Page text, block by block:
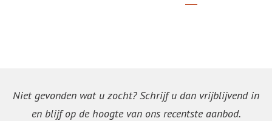
Niet gevonden wat u zocht? Schrijf u dan vrijblijvend in
en blijf op de hoogte van ons recentste aanbod.